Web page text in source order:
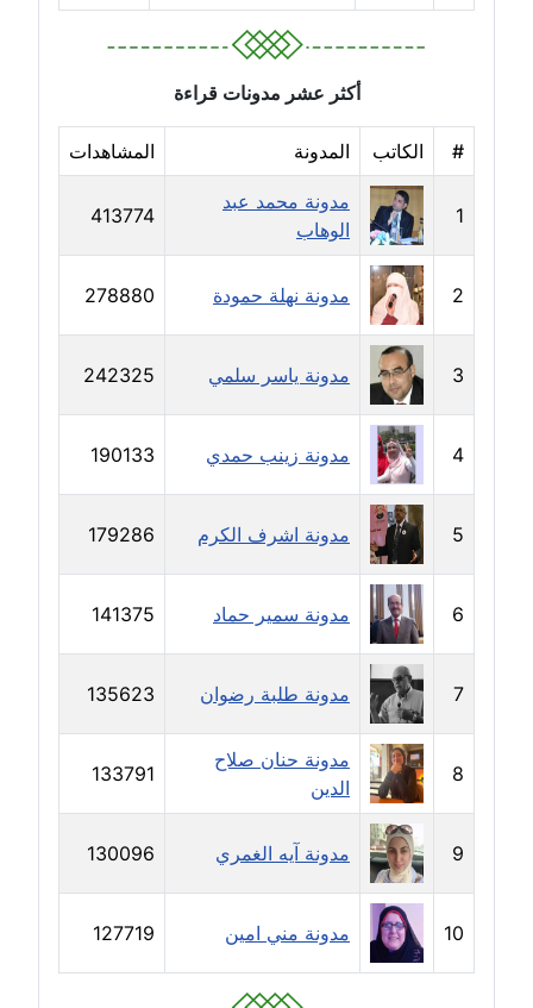
مدونة دعاء الشاهد
عاملة
مدونة دينا عاصم
عاملة
مدونة دينا منير
عاملة
مدونة راقية الدويك
عاملة
مدونة رانيا ثروت
عاملة
مدونة رجاء دياب
عاملة
مدونة رحاب منيعم
عاملة
مدونة رشا السعدي
عاملة
مدونة رشا شمس الدين
عاملة
مدونة رشا كمال
عاملة
مدونة رشا ماهر
عاملة
مدونة رشيد سبابو
أكثر عشر مدونات قراءة
# الكاتب المدونة المشاهدات
1
مدونة محمد عبد
الوهاب
413774
2 مدونة نهلة حمودة 278880
3 مدونة ياسر سلمي 242325
4 مدونة زينب حمدي 190133
5 مدونة اشرف الكرم 179286
6 مدونة سمير حماد 141375
7 مدونة طلبة رضوان 135623
8
مدونة حنان صلاح
الدين
133791
9 مدونة آيه الغمري 130096
10 مدونة مني امين 127719